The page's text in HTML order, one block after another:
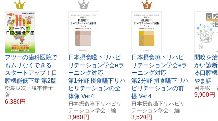
フツーの歯科医院で
もムリなくできる
スタートアップ！口
腔機能低下症 第2版
松島良次・塚本佳子
著
6,380円
日本摂食嚥下リハビ
リテーション学会eラ
ーニング対応
第1分野 摂食嚥下リハ
ビリテーションの全
体像 Ver.4
日本摂食嚥下リハビリ
テーション学会 編
3,960円
日本摂食嚥下リハビ
リテーション学会eラ
ーニング対応
第2分野 摂食嚥下リハ
ビリテーションの前
提 Ver.4
日本摂食嚥下リハビリ
テーション学会 編
3,520円
開咬を
かい診
る口腔
やま話
河井聡
9,900円